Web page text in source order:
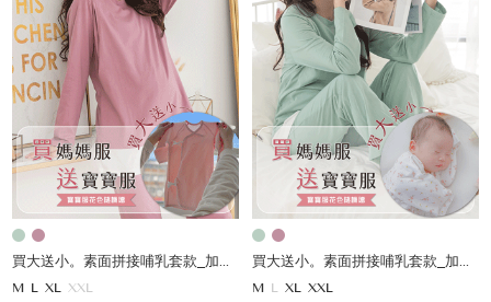
買大送小。素面拼接哺乳套款_加贈寶寶服
M L XL XXL
買大送小。素面拼接哺乳套款_加贈寶寶服
M L XL XXL